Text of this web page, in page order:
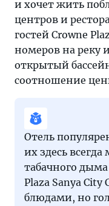
и хочет жить
центров и
гостей Crowne
номеров на реку
открытый
соотношение
Отель
их здесь
табачного
Plaza Sanya
блюдами, но